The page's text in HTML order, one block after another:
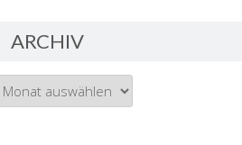
ARCHIV
Archiv